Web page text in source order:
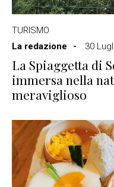
TURISMO
La redazione
30
La Spiaggetta di
immersa nella
meraviglioso